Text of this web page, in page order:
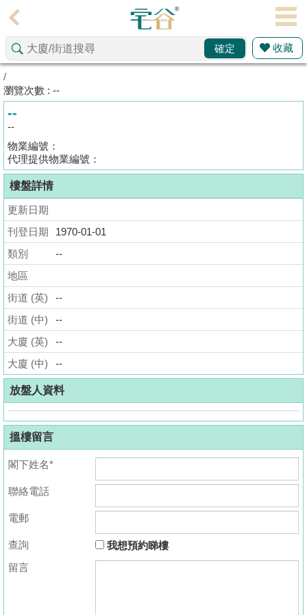
理
主
搵
成
交
業
主
放
盤
宅
谷
按
揭
地
產
博
客
地
產
聞
數
據
佈
確定 收藏
/
瀏覽次數 : --
--
--
物業編號：
代理提供物業編號：
樓盤詳情
更新日期
刊登日期
1970-01-01
類別
--
地區
街道 (英)
--
街道 (中)
--
大廈 (英)
--
大廈 (中)
--
放盤人資料
搵樓留言
閣下姓名*
聯絡電話
電郵
查詢
我想預約睇樓
留言